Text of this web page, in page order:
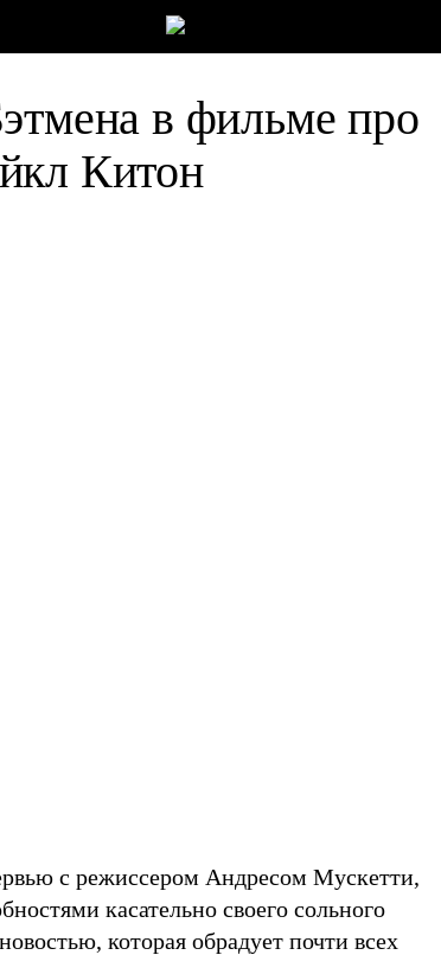
в фильме про
Китон
с режиссером Андресом Мускетти,
касательно своего сольного
которая обрадует почти всех